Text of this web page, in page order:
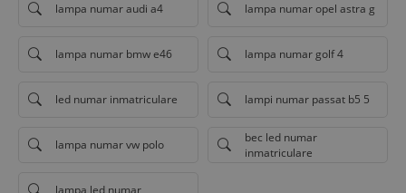
lampa numar audi a4 lampa numar opel astra g
lampa numar bmw e46 lampa numar golf 4
led numar inmatriculare lampi numar passat b5 5
lampa numar vw polo
bec led numar
inmatriculare
lampa led numar